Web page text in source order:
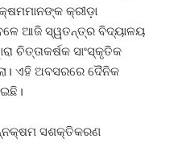
କ୍ରୀଡ଼ା
ଆଜି ସ୍ୱତନ୍ତ୍ର ବିଦ୍ୟାଳୟ
ଚିତ୍ତାକର୍ଷକ ସାଂସ୍କୃତିକ
ଏହି ଅବସରରେ ଦୈନିକ
ସଶକ୍ତିକରଣ